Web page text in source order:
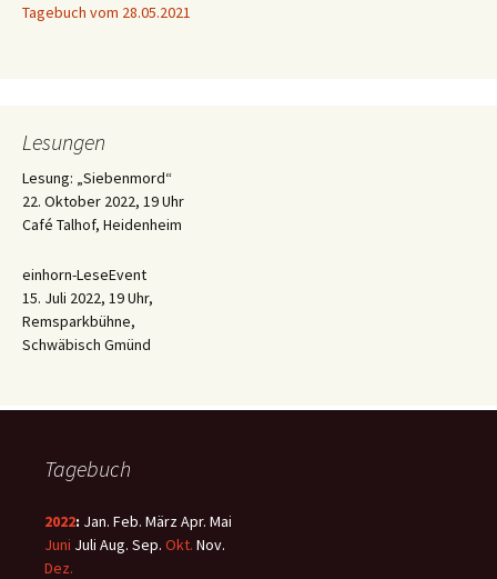
Tagebuch vom 28.05.2021
Lesungen
Lesung: „Siebenmord“
22. Oktober 2022, 19 Uhr
Café Talhof, Heidenheim
einhorn-LeseEvent
15. Juli 2022, 19 Uhr,
Remsparkbühne,
Schwäbisch Gmünd
Tagebuch
2022: Jan. Feb. MärzApr. Mai
Juni Juli Aug. Sep. Okt. Nov.
Dez.